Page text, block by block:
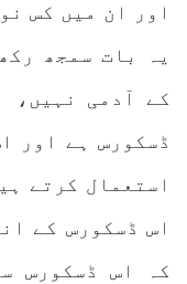
اور ان میں کس
یہ بات سمجھ
کے آدمی نہیں،
ڈسکورس ہے اور
استعمال کرتے
اس ڈسکورس کے
کہ اس ڈسکورس